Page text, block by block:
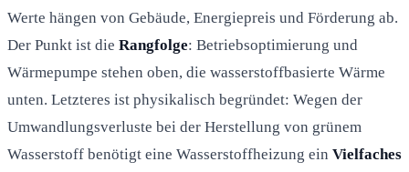
Werte hängen von Gebäude, Energiepreis und Förderung ab.
Der Punkt ist die Rangfolge: Betriebsoptimierung und
Wärmepumpe stehen oben, die wasserstoffbasierte Wärme
unten. Letzteres ist physikalisch begründet: Wegen der
Umwandlungsverluste bei der Herstellung von grünem
Wasserstoff benötigt eine Wasserstoffheizung ein Vielfaches